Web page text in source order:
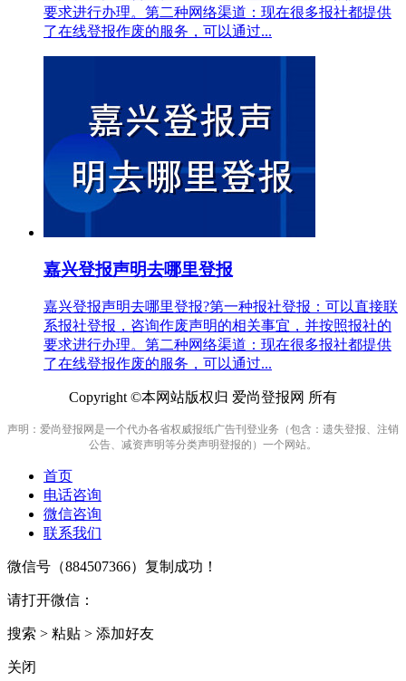
要求进行办理。第二种网络渠道：现在很多报社都提供
了在线登报作废的服务，可以通过...
嘉兴登报声明去哪里登报
嘉兴登报声明去哪里登报?第一种报社登报：可以直接联
系报社登报，咨询作废声明的相关事宜，并按照报社的
要求进行办理。第二种网络渠道：现在很多报社都提供
了在线登报作废的服务，可以通过...
Copyright ©本网站版权归 爱尚登报网 所有
声明：爱尚登报网是一个代办各省权威报纸广告刊登业务（包含：遗失登报、注销
公告、减资声明等分类声明登报的）一个网站。
首页
电话咨询
微信咨询
联系我们
微信号（884507366）复制成功！
请打开微信：
搜索 > 粘贴 > 添加好友
关闭